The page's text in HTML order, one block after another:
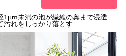
1μm未満の泡が繊維の奥まで浸透
汚れをしっかり落とす